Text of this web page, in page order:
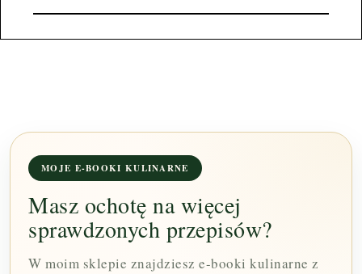
MOJE E-BOOKI KULINARNE
Masz ochotę na więcej
sprawdzonych przepisów?
W moim sklepie znajdziesz e-booki kulinarne z